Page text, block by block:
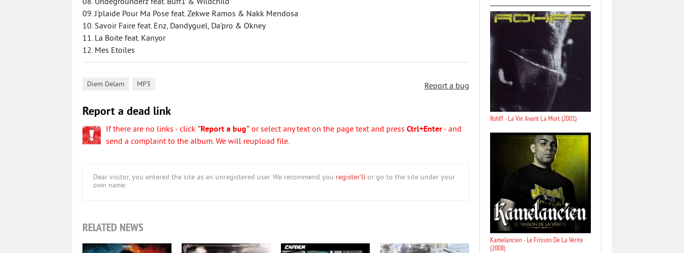
08. Undegrounderz feat. Buff1 & Wildchild
09. J'plaide Pour Ma Pose feat. Zekwe Ramos & Nakk Mendosa
10. Savoir Faire feat. Enz, Dandyguel, Da'pro & Okney
11. La Boite feat. Kanyor
12. Mes Etoiles
Report a bug
Diem Delam MP3
Report a dead link
If there are no links - click "Report a bug" or select any text on the page text and press Ctrl+Enter - and
send a complaint to the album. We will reupload file.
Dear visitor, you entered the site as an unregistered user. We recommend you register'll or go to the site under your
own name.
RELATED NEWS
Rohff - La Vie Avant La Mort (2001)
Kamelancien - Le Frisson De La Verite
(2008)